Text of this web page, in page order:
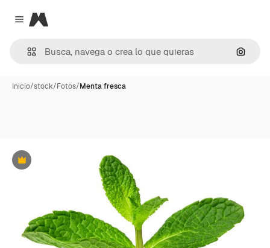
Close menu
Magnific
Inicio/stock/Fotos/Menta fresca
Premium